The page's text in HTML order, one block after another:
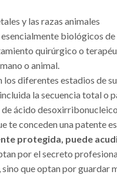
y las razas animales
biológicos
quirúrgico o
o animal.
los diferentes estadios de
la secuencia total o
de ácido
te conceden una patente
protegida, puede
por el secreto
que optan por